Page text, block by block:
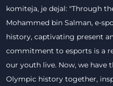
komiteja, je dejal: "Through
Mohammed bin Salman, e-
history, captivating present
commitment to esports is a
our youth live. Now, we
Olympic history together,